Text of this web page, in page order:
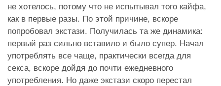
не хотелось, потому что не испытывал того кайфа,
как в первые разы. По этой причине, вскоре
попробовал экстази. Получилась та же динамика:
первый раз сильно вставило и было супер. Начал
употреблять все чаще, практически всегда для
секса, вскоре дойдя до почти ежедневного
употребления. Но даже экстази скоро перестал